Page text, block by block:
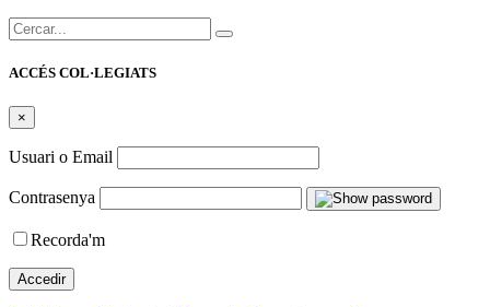
Cercar:
ACCÉS COL·LEGIATS
×
Usuari o Email
Contrasenya
Recorda'm